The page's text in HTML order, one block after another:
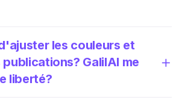
les couleurs et
GalilAI me
liberté?